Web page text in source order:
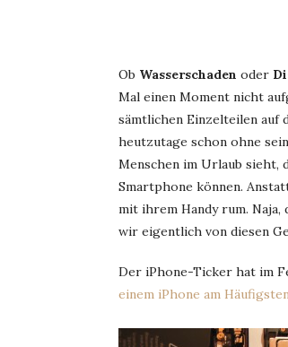
Ob Wasserschaden oder
Mal einen Moment nicht
sämtlichen Einzelteilen auf
heutzutage schon ohne
Menschen im Urlaub sieht,
Smartphone können.
mit ihrem Handy rum.
wir eigentlich von diesen
Der iPhone-Ticker hat im
einem iPhone am